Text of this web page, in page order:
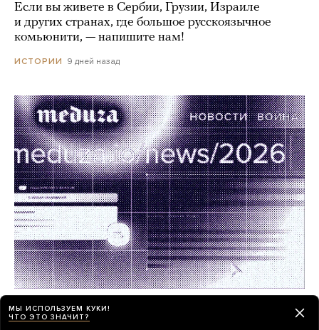
Если вы живете в Сербии, Грузии, Израиле
и других странах, где большое русскоязычное
комьюнити, — напишите нам!
ИСТОРИИ 9 дней назад
Работа в «Медузе»! Мы ищем редактора
в отдел новостей
МЫ ИСПОЛЬЗУЕМ КУКИ!
ЧТО ЭТО ЗНАЧИТ?